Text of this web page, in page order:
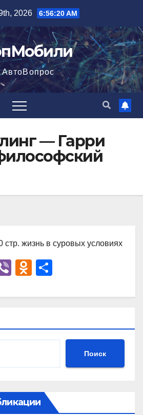
2026 6:56:21 AM
АвтоВопрос
— Гарри
стр. жизнь в суровых условиях
Vi
er
O
n
kl
ki
р
в
ть
Поиск